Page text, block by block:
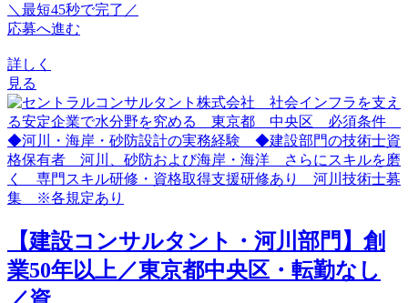
＼最短45秒で完了／
応募へ進む
詳しく
見る
【建設コンサルタント・河川部門】創
業50年以上／東京都中央区・転勤なし